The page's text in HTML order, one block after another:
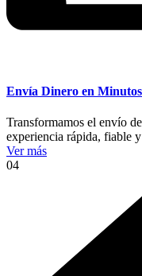
Envía Dinero en
Transformamos el envío
experiencia rápida, fiable
Ver más
04